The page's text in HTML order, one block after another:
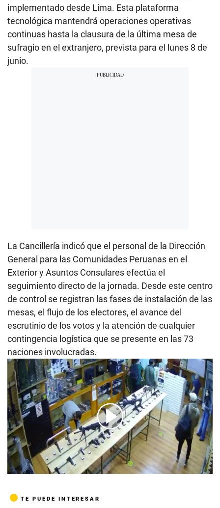
implementado desde Lima. Esta plataforma
tecnológica mantendrá operaciones operativas
continuas hasta la clausura de la última mesa de
sufragio en el extranjero, prevista para el lunes 8 de
junio.
La Cancillería indicó que el personal de la Dirección
General para las Comunidades Peruanas en el
Exterior y Asuntos Consulares efectúa el
seguimiento directo de la jornada. Desde este centro
de control se registran las fases de instalación de las
mesas, el flujo de los electores, el avance del
escrutinio de los votos y la atención de cualquier
contingencia logística que se presente en las 73
naciones involucradas.
00:00/00:33
TE PUEDE INTERESAR